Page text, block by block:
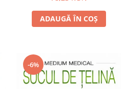
ADAUGĂ ÎN COȘ
-6%